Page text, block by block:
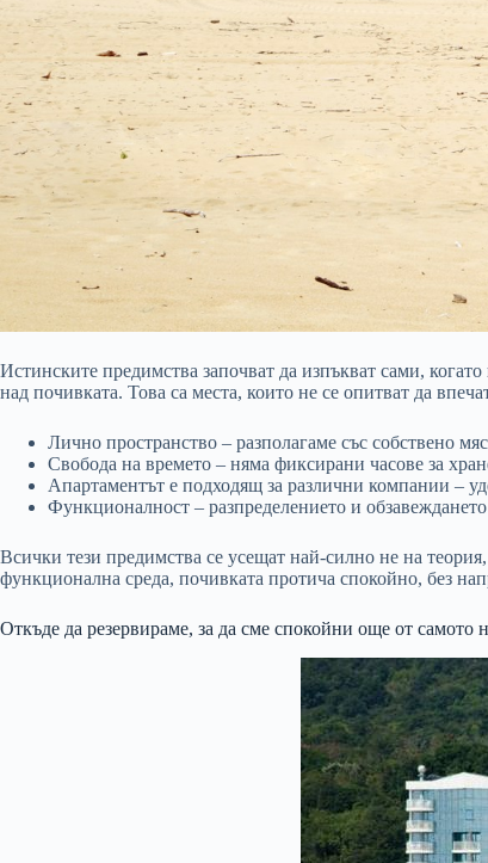
Истинските предимства започват да изпъкват сами,
над почивката. Това са места, които не се опитват да
Лично пространство – разполагаме със собствено
Свобода на времето – няма фиксирани часове за
Апартаментът е подходящ за различни компании –
Функционалност – разпределението и
Всички тези предимства се усещат най-силно не на
функционална среда, почивката протича спокойно, без
Откъде да резервираме, за да сме спокойни още от самото